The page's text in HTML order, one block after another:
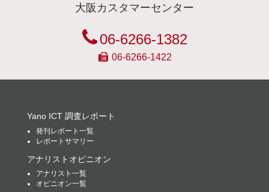
大阪カスタマーセンター
06-6266-1382
06-6266-1422
Yano ICT 調査レポート
発刊レポート一覧
レポートサマリー
アナリストオピニオン
アナリスト一覧
オピニオン一覧